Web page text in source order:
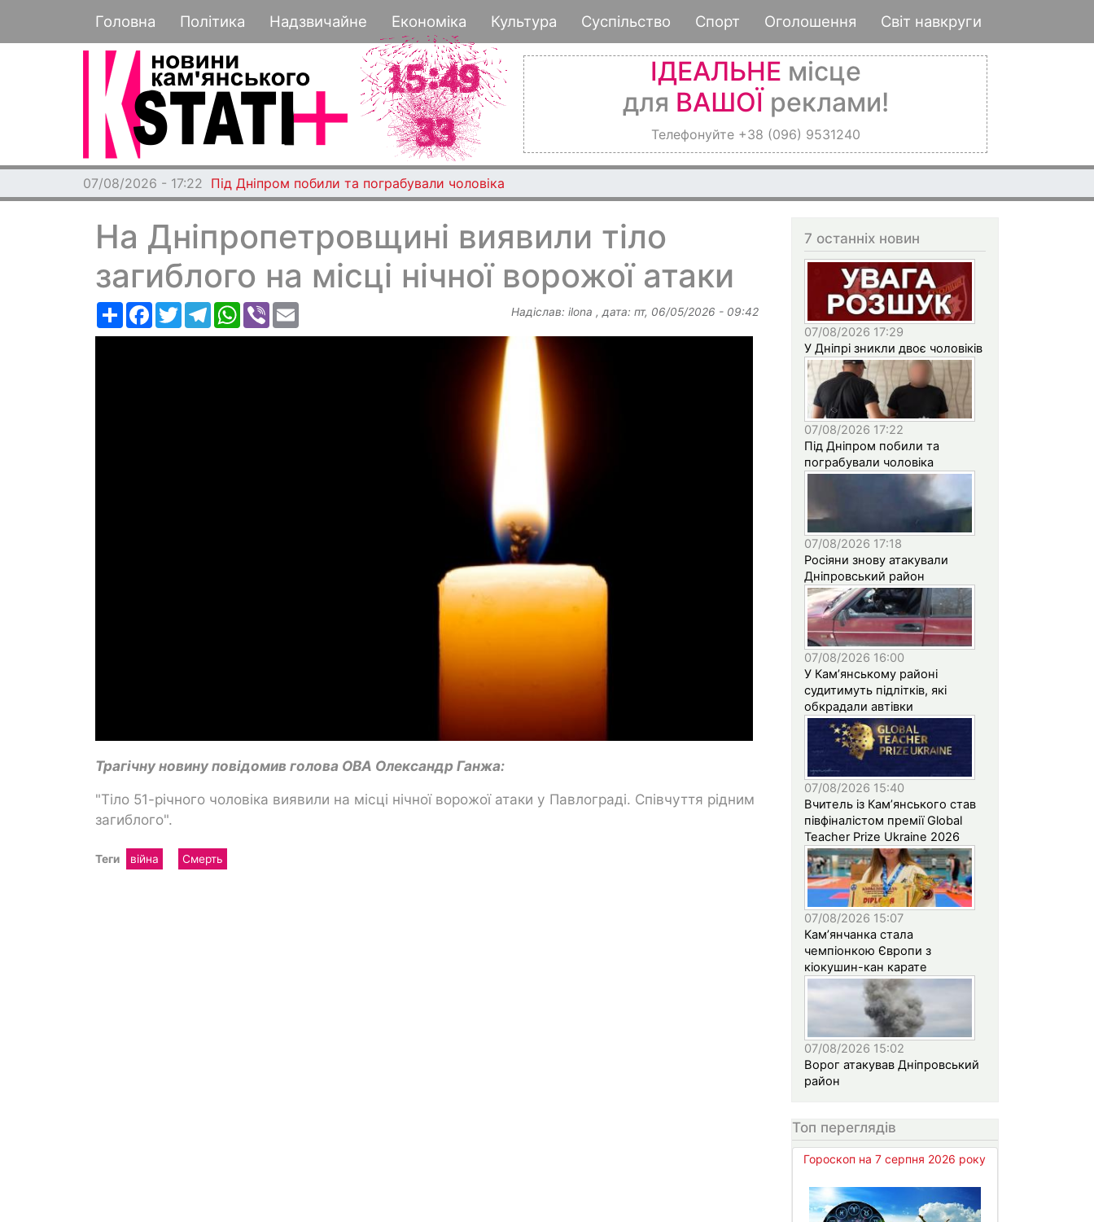
до
основного
Основная навигация
Головна Політика Надзвичайне Економіка Культура Суспільство Спорт Оголошення Світ навкруги
ІДЕАЛЬНЕ місце
для ВАШОЇ реклами!
Телефонуйте +38 (096) 9531240
07/08/2026 - 17:22 Під Дніпром побили та пограбували чоловіка
На Дніпропетровщині виявили тіло
загиблого на місці нічної ворожої атаки
РесурсFacebook
TwitterTelegramWhatsApp
Viber Надіслав: ilona , дата: пт, 06/05/2026 - 09:42
Трагічну новину повідомив голова ОВА Олександр Ганжа:
"Тіло 51-річного чоловіка виявили на місці нічної ворожої атаки у Павлограді. Співчуття рідним
загиблого".
Теги війна Смерть
7 останніх новин
07/08/2026 17:29
У Дніпрі зникли двоє чоловіків
07/08/2026 17:22
Під Дніпром побили та
пограбували чоловіка
07/08/2026 17:18
Росіяни знову атакували
Дніпровський район
07/08/2026 16:00
У Кам’янському районі
судитимуть підлітків, які
обкрадали автівки
07/08/2026 15:40
Вчитель із Кам’янського став
півфіналістом премії Global
Teacher Prize Ukraine 2026
07/08/2026 15:07
Кам’янчанка стала
чемпіонкою Європи з
кіокушин-кан карате
07/08/2026 15:02
Ворог атакував Дніпровський
район
Топ переглядів
Гороскоп на 7 серпня 2026 року